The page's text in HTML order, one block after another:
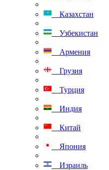
Казахстан
Узбекистан
Армения
Грузия
Турция
Индия
Китай
Япония
Израиль